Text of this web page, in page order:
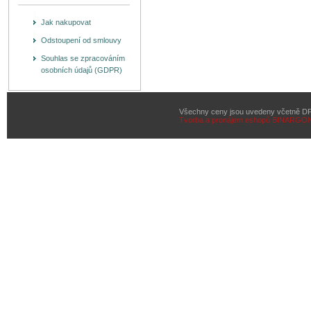
Jak nakupovat
Odstoupení od smlouvy
Souhlas se zpracováním
osobních údajů (GDPR)
Všechny ceny jsou uvedeny včetně
Tvorba a pronájem eshopů